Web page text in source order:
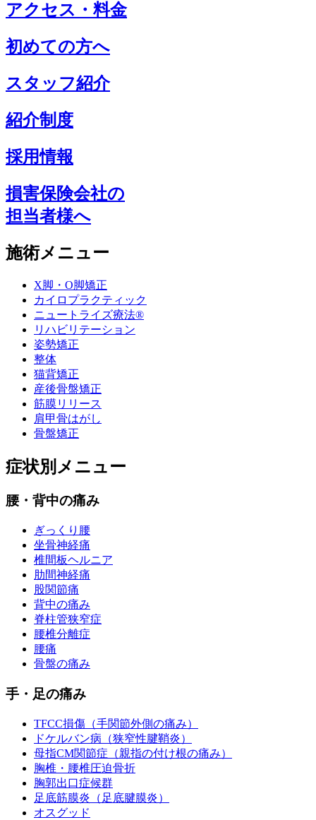
アクセス・料金
初めての方へ
スタッフ紹介
紹介制度
採用情報
損害保険会社の
担当者様へ
施術メニュー
X脚・O脚矯正
カイロプラクティック
ニュートライズ療法®
リハビリテーション
姿勢矯正
整体
猫背矯正
産後骨盤矯正
筋膜リリース
肩甲骨はがし
骨盤矯正
症状別メニュー
腰・背中の痛み
ぎっくり腰
坐骨神経痛
椎間板ヘルニア
肋間神経痛
股関節痛
背中の痛み
脊柱管狭窄症
腰椎分離症
腰痛
骨盤の痛み
手・足の痛み
TFCC損傷（手関節外側の痛み）
ドケルバン病（狭窄性腱鞘炎）
母指CM関節症（親指の付け根の痛み）
胸椎・腰椎圧迫骨折
胸郭出口症候群
足底筋膜炎（足底腱膜炎）
オスグッド